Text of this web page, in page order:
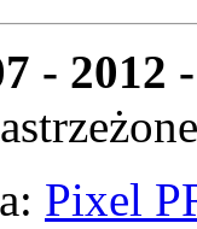
- 2012
Pixel